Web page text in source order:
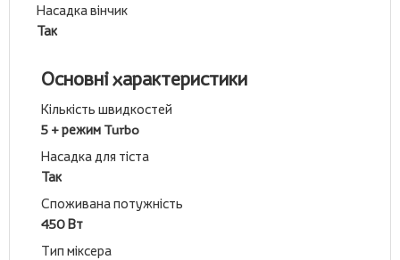
Насадка вінчик
Так
Основні характеристики
Кількість швидкостей
5 + режим Turbo
Насадка для тіста
Так
Споживана потужність
450 Вт
Тип міксера